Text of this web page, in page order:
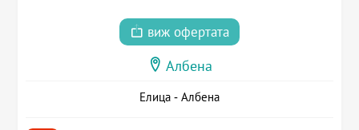
виж офертата
Албена
Елица - Албена